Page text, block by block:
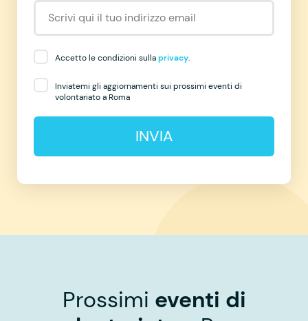
Accetto le condizioni sullaprivacy.
Inviatemi gli aggiornamenti sui prossimi eventi di
volontariato a Roma
INVIA
Prossimi eventi di